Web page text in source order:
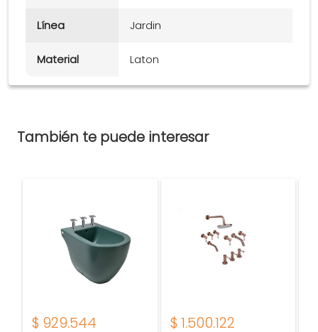
Línea Jardin
Material Laton
También te puede interesar
$ 1.500.122
$ 929.544